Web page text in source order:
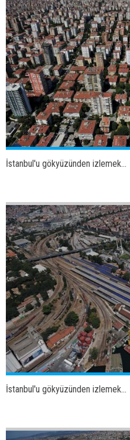
İstanbul'u gökyüzünden izlemek...
İstanbul'u gökyüzünden izlemek...